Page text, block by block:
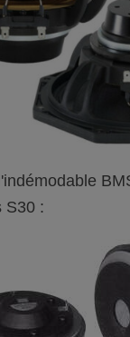
S30 :